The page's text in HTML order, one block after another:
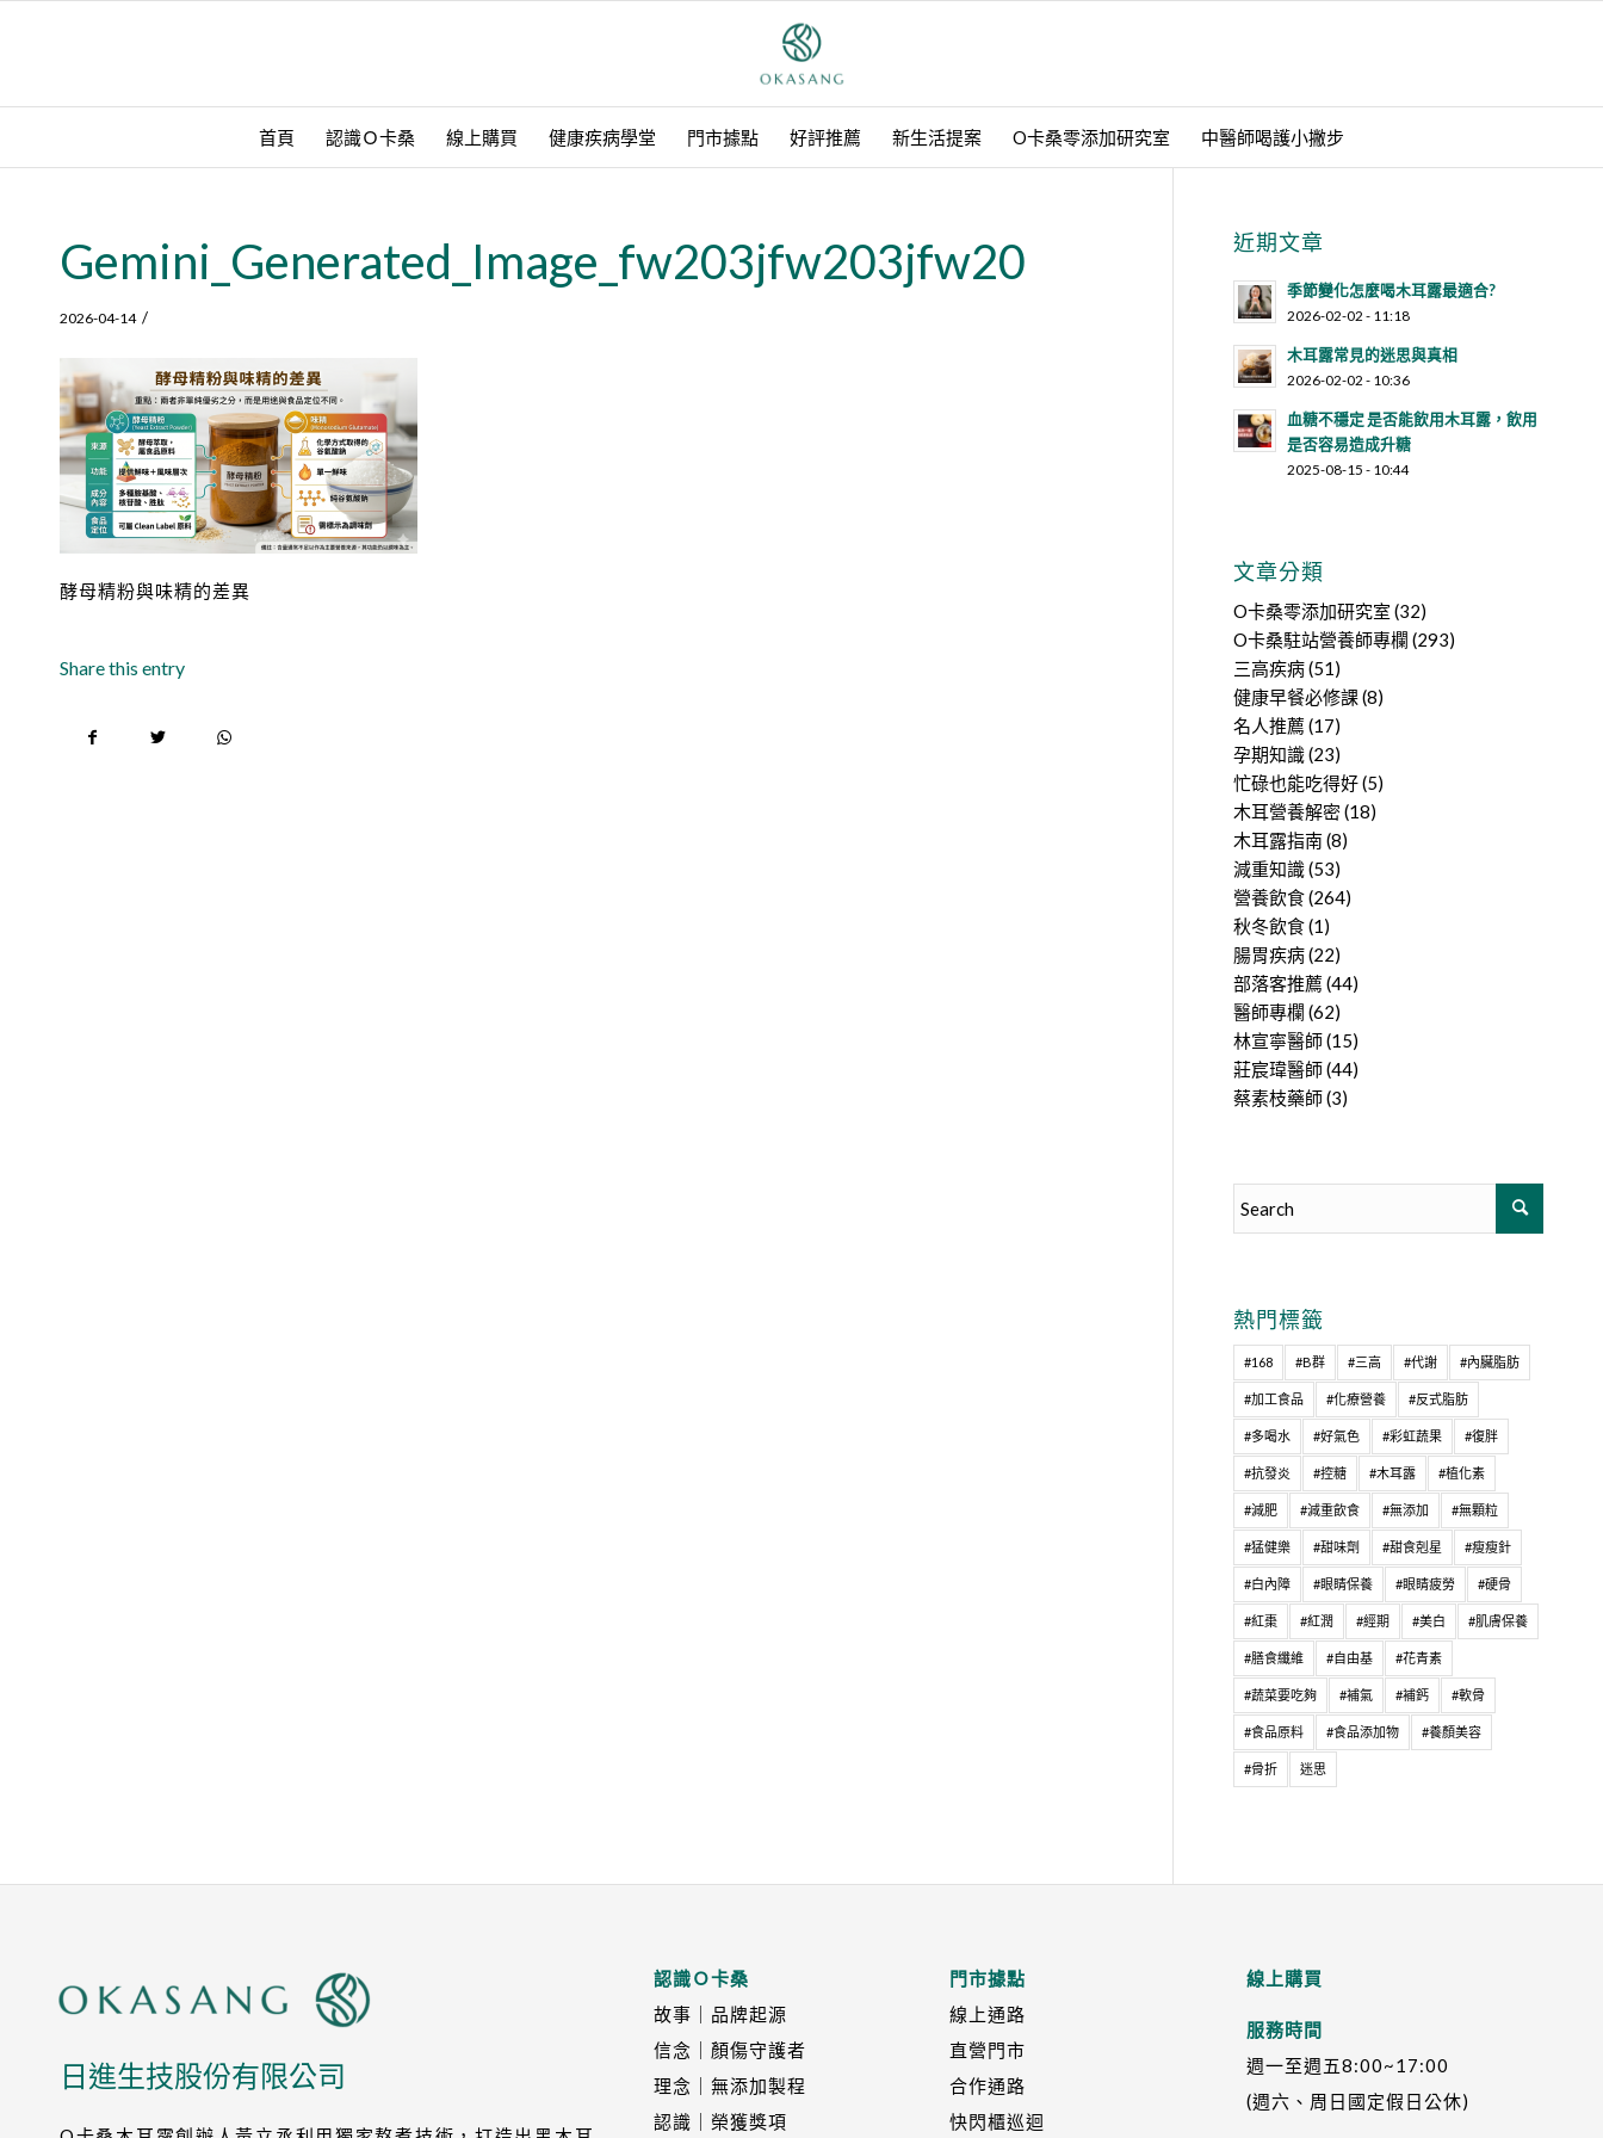
首頁 認識Ｏ卡桑 線上購買 健康疾病學堂 門市據點 好評推薦 新生活提案 O卡桑零添加研究室 中醫師喝護小撇步
Gemini_Generated_Image_fw203jfw203jfw20
2026-04-14 /
酵母精粉與味精的差異
Share this entry
近期文章
季節變化怎麼喝木耳露最適合?
2026-02-02 - 11:18
木耳露常見的迷思與真相
2026-02-02 - 10:36
血糖不穩定 是否能飲用木耳露，飲用
是否容易造成升糖
2025-08-15 - 10:44
文章分類
O卡桑零添加研究室 (32)
O卡桑駐站營養師專欄 (293)
三高疾病(51)
健康早餐必修課(8)
名人推薦 (17)
孕期知識(23)
忙碌也能吃得好(5)
木耳營養解密(18)
木耳露指南(8)
減重知識(53)
營養飲食(264)
秋冬飲食(1)
腸胃疾病(22)
部落客推薦 (44)
醫師專欄 (62)
林宣寧醫師(15)
莊宸瑋醫師(44)
蔡素枝藥師(3)
熱門標籤
#168 #B群 #三高 #代謝 #內臟脂肪
#加工食品 #化療營養 #反式脂肪
#多喝水 #好氣色 #彩虹蔬果 #復胖
#抗發炎 #控糖 #木耳露 #植化素
#減肥 #減重飲食 #無添加 #無顆粒
#猛健樂 #甜味劑 #甜食剋星 #瘦瘦針
#白內障 #眼睛保養 #眼睛疲勞 #硬骨
#紅棗 #紅潤 #經期 #美白 #肌膚保養
#膳食纖維 #自由基 #花青素
#蔬菜要吃夠 #補氣 #補鈣 #軟骨
#食品原料 #食品添加物 #養顏美容
#骨折 迷思
日進生技股份有限公司
認識Ｏ卡桑
故事｜品牌起源
信念｜顏傷守護者
理念｜無添加製程
認識｜榮獲獎項
門市據點
線上通路
直營門市
合作通路
快閃櫃巡迴
線上購買
服務時間
週一至週五8:00~17:00
(週六、周日國定假日公休)